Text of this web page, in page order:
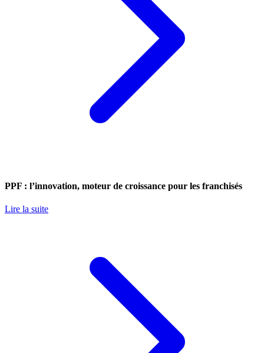
PPF : l’innovation, moteur de croissance pour les franchisés
Lire la suite